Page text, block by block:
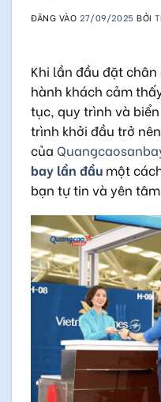
ĐĂNG VÀO 27/09/2025 BỞI
Khi lần đầu đặt
hành khách cảm
tục, quy trình và
trình khởi đầu trở
của
bay lần đầu một
bạn tự tin và yên